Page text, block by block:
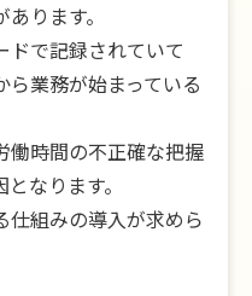
ります。
ドで記録されていて
業務が始まっている
働時間の不正確な把握
なります。
仕組みの導入が求めら